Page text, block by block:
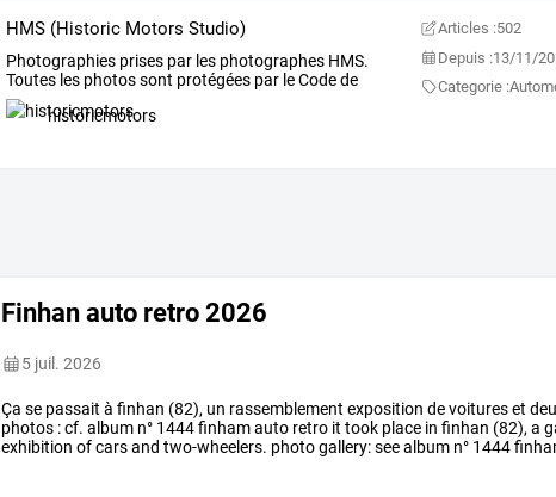
HMS (Historic Motors Studio)
PhotographiesprisesparlesphotographesHMS.
Touteslesphotossont protégéesparleCodede
la…
historicmotors
Articles :502
Depuis :13/11/
Categorie :
Finhan auto retro 2026
5 juil. 2026
Ça se passait à finhan (82), un rassemblement exposition de voitures et
photos : cf. album n° 1444 finham auto retro it took place in finhan (82), a
exhibition of cars and two-wheelers. photo gallery: see album n° 1444